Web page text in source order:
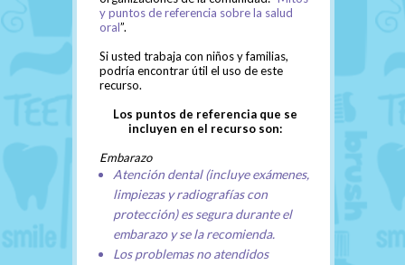
y puntos de referencia sobre la salud
oral”.
Si usted trabaja con niños y familias,
podría encontrar útil el uso de este
recurso.
Los puntos de referencia que se
incluyen en el recurso son:
Embarazo
Atención dental (incluye exámenes,
limpiezas y radiografías con
protección) es segura durante el
embarazo y se la recomienda.
Los problemas no atendidos